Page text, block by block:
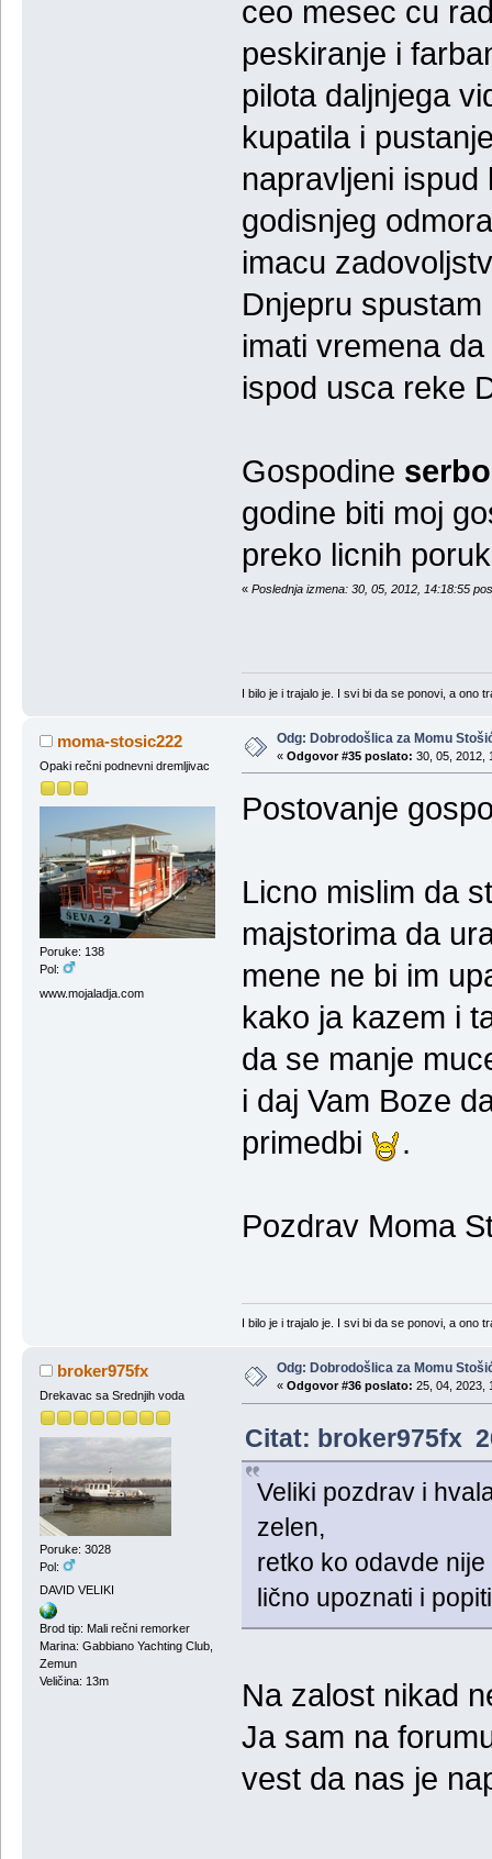
ceo mesec cu
peskiranje i
pilota daljnjega
kupatila i
napravljeni
godisnjeg
imacu
Dnjepru
imati vremena
ispod usca reke
Gospodine
godine biti moj
preko licnih
« Poslednja izmena: 30, 05, 2012, 14:18:55
I bilo je i trajalo je. I svi bi da se ponovi, a ono
moma-stosic222
Opaki rečni podnevni dremljivac
Poruke: 138
Pol:
www.mojaladja.com
Odg: Dobrodošlica za Momu
« Odgovor #35 poslato: 30, 05, 2012,
Postovanje
Licno mislim da
majstorima da
mene ne bi im
kako ja kazem i
da se manje
i daj Vam Boze
primedbi
.
Pozdrav Moma
I bilo je i trajalo je. I svi bi da se ponovi, a ono
broker975fx
Drekavac sa Srednjih voda
Poruke: 3028
Pol:
DAVID VELIKI
Brod tip: Mali rečni remorker
Marina: Gabbiano Yachting Club,
Zemun
Veličina: 13m
Odg: Dobrodošlica za Momu
« Odgovor #36 poslato: 25, 04, 2023,
Citat: broker975fx
Veliki pozdrav i
zelen,
retko ko odavde
lično upoznati i
Na zalost nikad
Ja sam na
vest da nas je